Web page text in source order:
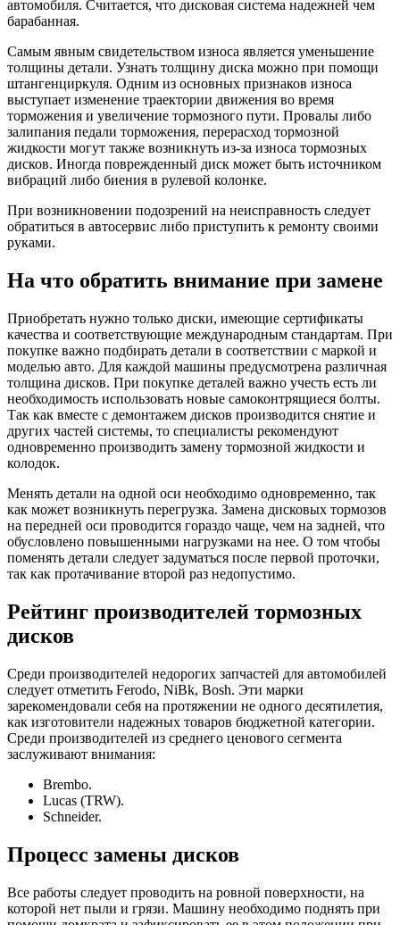
автомобиля. Считается, что дисковая система надежней чем
барабанная.
Самым явным свидетельством износа является уменьшение
толщины детали. Узнать толщину диска можно при помощи
штангенциркуля. Одним из основных признаков износа
выступает изменение траектории движения во время
торможения и увеличение тормозного пути. Провалы либо
залипания педали торможения, перерасход тормозной
жидкости могут также возникнуть из-за износа тормозных
дисков. Иногда поврежденный диск может быть источником
вибраций либо биения в рулевой колонке.
При возникновении подозрений на неисправность следует
обратиться в автосервис либо приступить к ремонту своими
руками.
На что обратить внимание при замене
Приобретать нужно только диски, имеющие сертификаты
качества и соответствующие международным стандартам. При
покупке важно подбирать детали в соответствии с маркой и
моделью авто. Для каждой машины предусмотрена различная
толщина дисков. При покупке деталей важно учесть есть ли
необходимость использовать новые самоконтрящиеся болты.
Так как вместе с демонтажем дисков производится снятие и
других частей системы, то специалисты рекомендуют
одновременно производить замену тормозной жидкости и
колодок.
Менять детали на одной оси необходимо одновременно, так
как может возникнуть перегрузка. Замена дисковых тормозов
на передней оси проводится гораздо чаще, чем на задней, что
обусловлено повышенными нагрузками на нее. О том чтобы
поменять детали следует задуматься после первой проточки,
так как протачивание второй раз недопустимо.
Рейтинг производителей тормозных
дисков
Среди производителей недорогих запчастей для автомобилей
следует отметить Ferodo, NiBk, Bosh. Эти марки
зарекомендовали себя на протяжении не одного десятилетия,
как изготовители надежных товаров бюджетной категории.
Среди производителей из среднего ценового сегмента
заслуживают внимания:
Brembo.
Lucas (TRW).
Schneider.
Процесс замены дисков
Все работы следует проводить на ровной поверхности, на
которой нет пыли и грязи. Машину необходимо поднять при